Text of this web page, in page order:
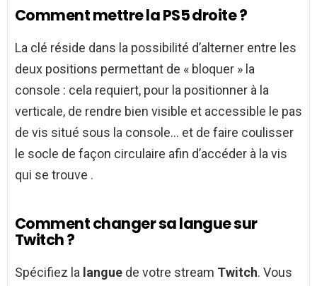
Comment mettre la PS5 droite ?
La clé réside dans la possibilité d’alterner entre les
deux positions permettant de « bloquer » la
console : cela requiert, pour la positionner à la
verticale, de rendre bien visible et accessible le pas
de vis situé sous la console… et de faire coulisser
le socle de façon circulaire afin d’accéder à la vis
qui se trouve .
Comment changer sa langue sur
Twitch ?
Spécifiez la langue de votre stream Twitch. Vous